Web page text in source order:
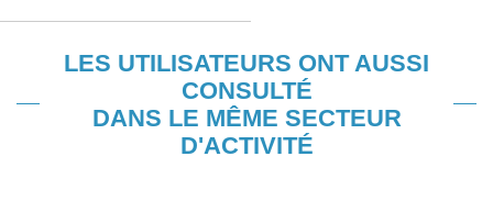
LES UTILISATEURS ONT AUSSI
CONSULTÉ
DANS LE MÊME SECTEUR
D'ACTIVITÉ